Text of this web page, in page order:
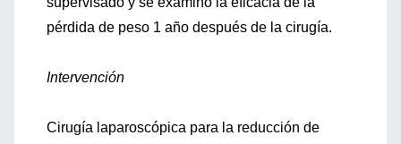
pérdida de peso 1 año después de la cirugía.
Intervención
Cirugía laparoscópica para la reducción de